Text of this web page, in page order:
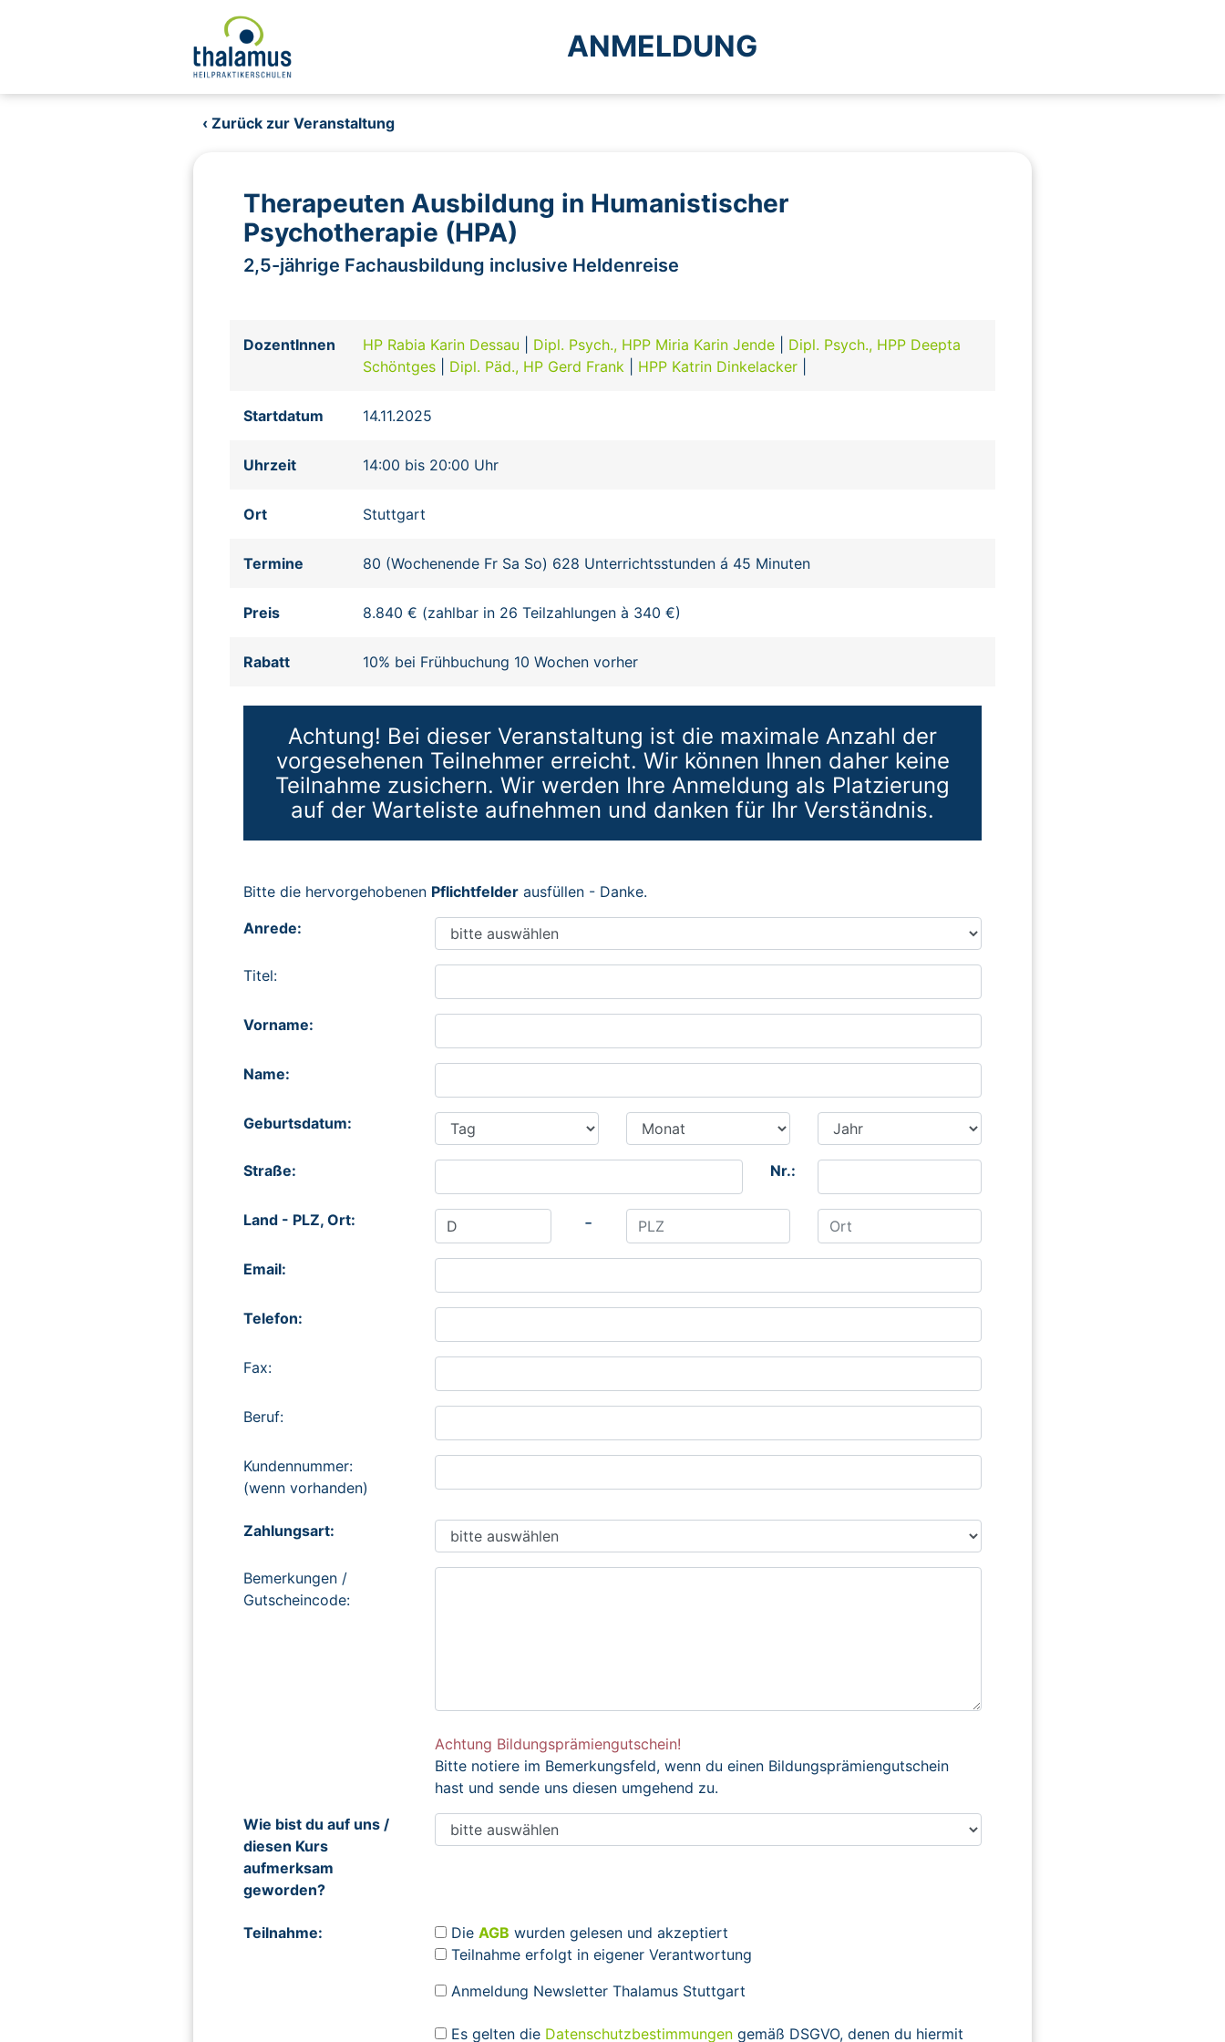
ANMELDUNG
‹ Zurück zur Veranstaltung
Therapeuten Ausbildung in Humanistischer
Psychotherapie (HPA)
2,5-jährige Fachausbildung inclusive Heldenreise
DozentInnen HP Rabia Karin Dessau Dipl. Psych., HPP Miria Karin Jende
Dipl. Psych., HPP Deepta
Schöntges
Dipl. Päd., HP Gerd Frank HPP Katrin Dinkelacker
Startdatum 14.11.2025
Uhrzeit 14:00 bis 20:00 Uhr
Ort Stuttgart
Termine 80 (Wochenende Fr Sa So) 628 Unterrichtsstunden á 45 Minuten
Preis 8.840 € (zahlbar in 26 Teilzahlungen à 340 €)
Rabatt 10% bei Frühbuchung 10 Wochen vorher
Achtung! Bei dieser Veranstaltung ist die maximale Anzahl der
vorgesehenen Teilnehmer erreicht. Wir können Ihnen daher keine
Teilnahme zusichern. Wir werden Ihre Anmeldung als Platzierung
auf der Warteliste aufnehmen und danken für Ihr Verständnis.
Bitte die hervorgehobenen Pflichtfelder ausfüllen - Danke.
Anrede:
Titel:
Vorname:
Name:
Geburtsdatum:
Straße: Nr.:
Land - PLZ, Ort: -
Email:
Telefon:
Fax:
Beruf:
Kundennummer:
(wenn vorhanden)
Zahlungsart:
Bemerkungen /
Gutscheincode:
Achtung Bildungsprämiengutschein!
Bitte notiere im Bemerkungsfeld, wenn du einen Bildungsprämiengutschein
hast und sende uns diesen umgehend zu.
Wie bist du auf uns /
diesen Kurs
aufmerksam
geworden?
Teilnahme: Die AGB wurden gelesen und akzeptiert
Teilnahme erfolgt in eigener Verantwortung
Anmeldung Newsletter Thalamus Stuttgart
Es gelten die Datenschutzbestimmungen gemäß DSGVO, denen du hiermit